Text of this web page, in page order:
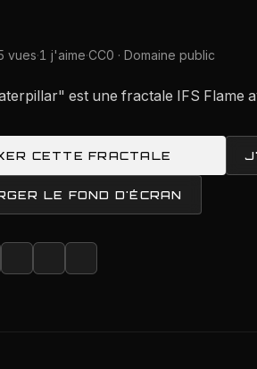
vues·1 j'aime·CC0 · Domaine public
est une fractale IFS Flame
CETTE FRACTALE
LE FOND D'ÉCRAN